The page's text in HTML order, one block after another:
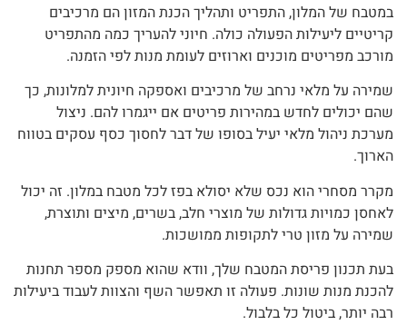
במטבח של המלון, התפריט ותהליך הכנת המזון הם מרכיבים
קריטיים ליעילות הפעולה כולה. חיוני להעריך כמה מהתפריט
מורכב מפריטים מוכנים וארוזים לעומת מנות לפי הזמנה.
שמירה על מלאי נרחב של מרכיבים ואספקה חיונית למלונות, כך
שהם יכולים לחדש במהירות פריטים אם ייגמרו להם. ניצול
מערכת ניהול מלאי יעיל בסופו של דבר לחסוך כסף עסקים בטווח
הארוך.
מקרר מסחרי הוא נכס שלא יסולא בפז לכל מטבח במלון. זה יכול
לאחסן כמויות גדולות של מוצרי חלב, בשרים, מיצים ותוצרת,
שמירה על מזון טרי לתקופות ממושכות.
בעת תכנון פריסת המטבח שלך, וודא שהוא מספק מספר תחנות
להכנת מנות שונות. פעולה זו תאפשר השף והצוות לעבוד ביעילות
רבה יותר, ביטול כל בלבול.